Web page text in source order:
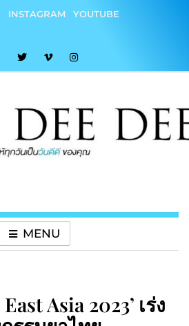
INSTAGRAM
YOUTUBE
MENU
Asia 2023’ เร่ง